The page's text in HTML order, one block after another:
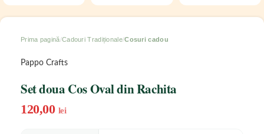
Prima pagină Cadouri Tradiționale Cosuri cadou
Pappo Crafts
Set doua Cos Oval din Rachita
120,00 lei